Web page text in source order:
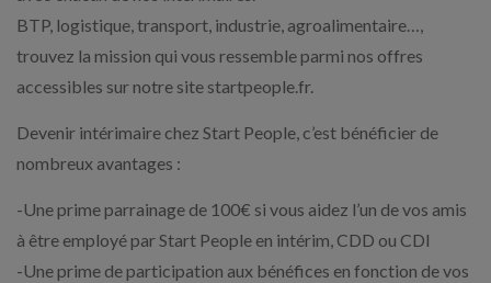
BTP, logistique, transport, industrie, agroalimentaire…,
trouvez la mission qui vous ressemble parmi nos offres
accessibles sur notre site startpeople.fr.
Devenir intérimaire chez Start People, c’est bénéficier de
nombreux avantages :
-Une prime parrainage de 100€ si vous aidez l’un de vos amis
à être employé par Start People en intérim, CDD ou CDI
-Une prime de participation aux bénéfices en fonction de vos